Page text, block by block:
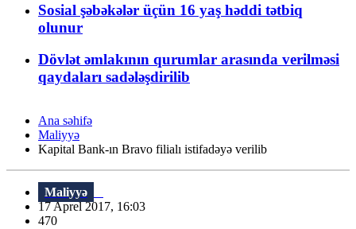
Sosial şəbəkələr üçün 16 yaş həddi tətbiq
olunur
Dövlət əmlakının qurumlar arasında verilməsi
qaydaları sadələşdirilib
Ana səhifə
Maliyyə
Kapital Bank-ın Bravo filialı istifadəyə verilib
Maliyyə
17 Aprel 2017, 16:03
470